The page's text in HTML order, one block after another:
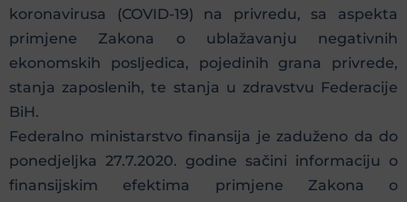
koronavirusa (COVID-19) na privredu, sa aspekta
primjene Zakona o ublažavanju negativnih
ekonomskih posljedica, pojedinih grana privrede,
stanja zaposlenih, te stanja u zdravstvu Federacije
BiH.
Federalno ministarstvo finansija je zaduženo da do
ponedjeljka 27.7.2020. godine sačini informaciju o
finansijskim efektima primjene Zakona o